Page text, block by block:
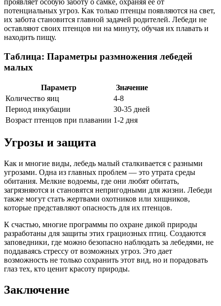
проявляет особую заботу о самке, охраняя ее от
потенциальных угроз. Как только птенцы появляются на свет,
их забота становится главной задачей родителей. Лебеди не
оставляют своих птенцов ни на минуту, обучая их плавать и
находить пищу.
Таблица: Параметры размножения лебедей
малых
Параметр
Значение
Количество яиц
4-8
Период инкубации
30-35 дней
Возраст птенцов при плавании 1-2 дня
Угрозы и защита
Как и многие виды, лебедь малый сталкивается с разными
угрозами. Одна из главных проблем — это утрата среды
обитания. Мелкие водоемы, где они любят обитать,
загрязняются и становятся непригодными для жизни. Лебеди
также могут стать жертвами охотников или хищников,
которые представляют опасность для их птенцов.
К счастью, многие программы по охране дикой природы
разработаны для защиты этих грациозных птиц. Создаются
заповедники, где можно безопасно наблюдать за лебедями, не
поддаваясь стрессу от возможных угроз. Это дает
возможность не только сохранить этот вид, но и порадовать
глаз тех, кто ценит красоту природы.
Заключение